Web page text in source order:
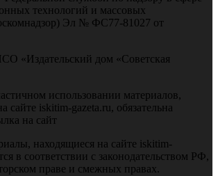
технологий и массовых
Эл № ФС77-81027 от
«Издательский дом «Советская
использовании материалов,
сайте iskitim-gazeta.ru, обязательна
на сайт
находящиеся на сайте iskitim-
в соответствии с законодательством РФ,
праве и смежных правах.